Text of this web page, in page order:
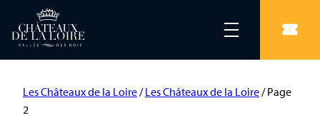
Les Châteaux de la Loire/Les Châteaux de la Loire/Page
2